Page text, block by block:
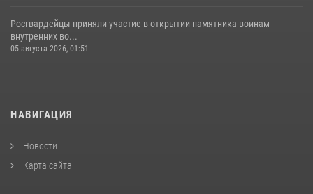
Росгвардейцы приняли участие в открытии памятника воинам
внутренних во...
05 августа 2026, 01:51
НАВИГАЦИЯ
Новости
Карта сайта